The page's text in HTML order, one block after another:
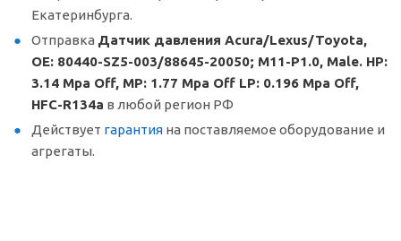
Екатеринбурга.
Отправка Датчик давления Acura/Lexus/Toyota,
OE: 80440-SZ5-003/88645-20050; M11-P1.0, Male. HP:
3.14 Mpa Off, MP: 1.77 Mpa Off LP: 0.196 Mpa Off,
HFC-R134a в любой регион РФ
Действует гарантия на поставляемое оборудование и
агрегаты.